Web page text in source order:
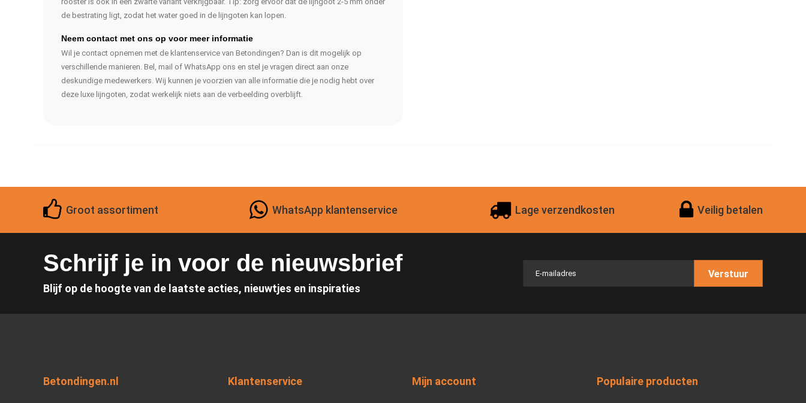
de bestrating ligt, zodat het water goed in de lijngoten kan lopen.
Neem contact met ons op voor meer informatie
Wil je contact opnemen met de klantenservice van Betondingen? Dan is dit mogelijk op
verschillende manieren. Bel, mail of WhatsApp ons en stel je vragen direct aan onze
deskundige medewerkers. Wij kunnen je voorzien van alle informatie die je nodig hebt over
deze luxe lijngoten, zodat werkelijk niets aan de verbeelding overblijft.
Groot assortiment WhatsApp klantenservice Lage verzendkosten Veilig betalen
Schrijf je in voor de nieuwsbrief
Blijf op de hoogte van de laatste acties, nieuwtjes en inspiraties
Verstuur
Betondingen.nl Klantenservice Mijn account Populaire producten